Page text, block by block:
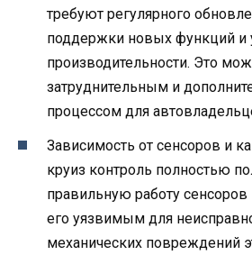
требуют регулярного
поддержки новых функций и
производительности. Это
затруднительным и
процессом для
Зависимость от сенсоров и
круиз контроль полностью
правильную работу сенсоров
его уязвимым для
механических повреждений